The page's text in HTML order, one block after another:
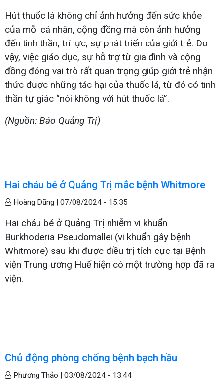
Hút thuốc lá không chỉ ảnh hưởng đến sức khỏe
của mỗi cá nhân, cộng đồng mà còn ảnh hưởng
đến tinh thần, trí lực, sự phát triển của giới trẻ. Do
vậy, việc giáo dục, sự hỗ trợ từ gia đình và cộng
đồng đóng vai trò rất quan trọng giúp giới trẻ nhận
thức được những tác hại của thuốc lá, từ đó có tinh
thần tự giác “nói không với hút thuốc lá”.
(Nguồn: Báo Quảng Trị)
Hai cháu bé ở Quảng Trị mắc bệnh Whitmore
Hoàng Dũng | 07/08/2024 - 15:35
Hai cháu bé ở Quảng Trị nhiễm vi khuẩn
Burkhoderia Pseudomallei (vi khuẩn gây bệnh
Whitmore) sau khi được điều trị tích cực tại Bệnh
viện Trung ương Huế hiện có một trường hợp đã ra
viện.
Chủ động phòng chống bệnh bạch hầu
Phương Thảo | 03/08/2024 - 13:44